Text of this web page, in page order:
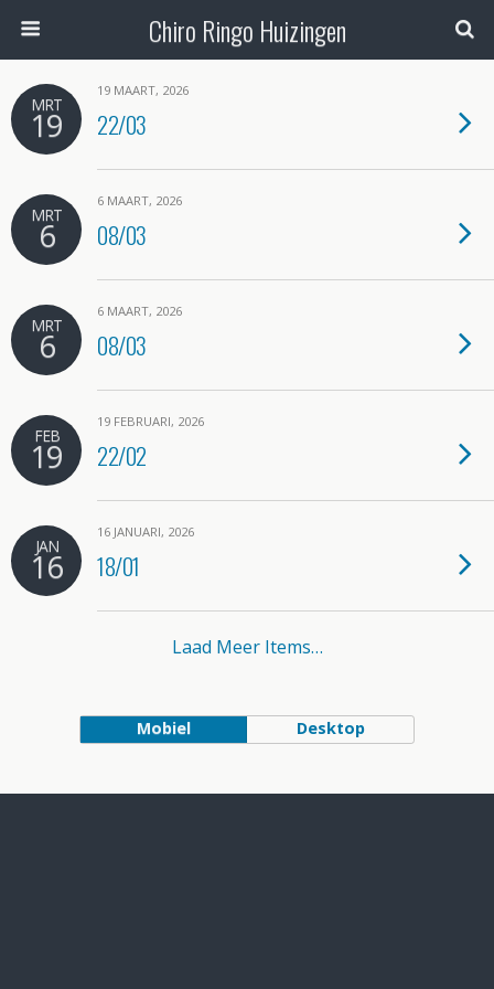
Chiro Ringo Huizingen
MRT
19
19 MAART, 2026
22/03
MRT
6
6 MAART, 2026
08/03
MRT
6
6 MAART, 2026
08/03
FEB
19
19 FEBRUARI, 2026
22/02
JAN
16
16 JANUARI, 2026
18/01
Laad Meer Items…
Mobiel Desktop